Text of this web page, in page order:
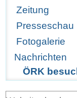
Zeitung
Presseschau
Fotogalerie
Nachrichten
ÖRK